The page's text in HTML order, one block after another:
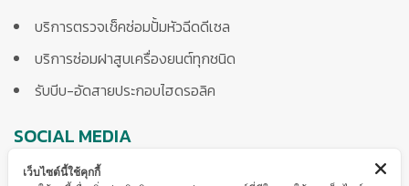
บริการตรวจเช็คซ่อมปั้มหัวฉีดดีเซล
บริการซ่อมฝาสูบเครื่องยนต์ทุกชนิด
รับบีบ-อัดสายประกอบไฮดรอลิค
SOCIAL MEDIA
เว็บไซต์นี้ใช้คุกกี้